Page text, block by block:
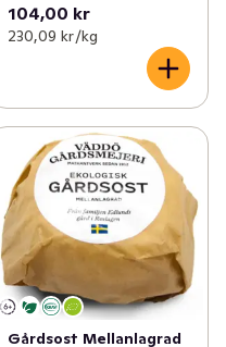
104,00 kr
230,09 kr /kg
Gårdsost Mellanlagrad